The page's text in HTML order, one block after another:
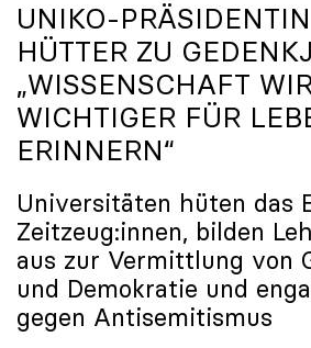
UNIKO-
HÜTTER ZU
„WISSENSCHAFT
WICHTIGER FÜR
ERINNERN“
Universitäten hüten das
Zeitzeug:innen, bilden
aus zur Vermittlung von
und Demokratie und
gegen Antisemitismus